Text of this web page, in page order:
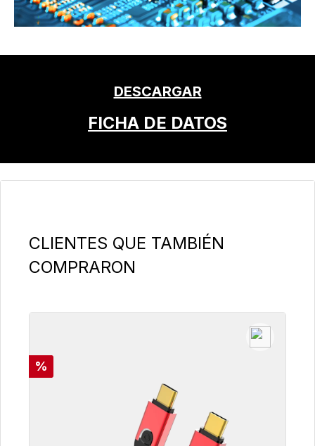
DESCARGAR
FICHA DE DATOS
Omitir la galería de productos
CLIENTES QUE TAMBIÉN
COMPRARON
Descuento
%